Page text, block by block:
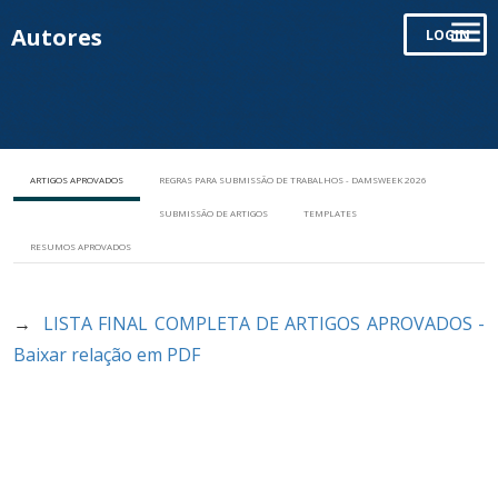
Autores LOGIN
ARTIGOS APROVADOS REGRAS PARA SUBMISSÃO DE TRABALHOS - DAMSWEEK 2026
SUBMISSÃO DE ARTIGOS TEMPLATES
RESUMOS APROVADOS
→
LISTA FINAL COMPLETA DE ARTIGOS APROVADOS -
Baixar relação em PDF